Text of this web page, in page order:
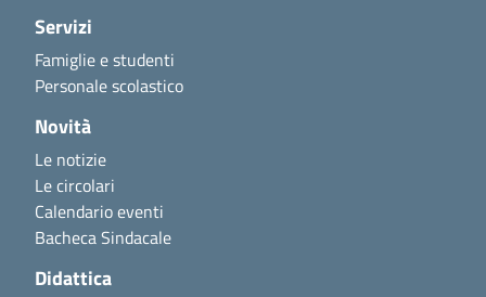
Servizi
Famiglie e studenti
Personale scolastico
Novità
Le notizie
Le circolari
Calendario eventi
Bacheca Sindacale
Didattica